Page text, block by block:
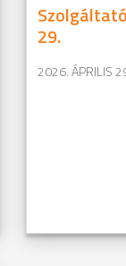
29.
2026. ÁPRILIS